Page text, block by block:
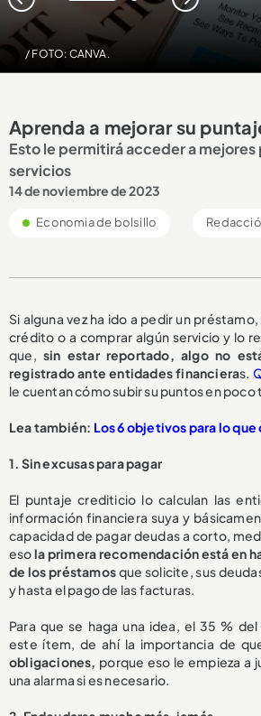
/ FOTO: CANVA.
Aprenda a mejorar su
Esto le permitirá acceder a mejores
servicios
14 de noviembre de 2023
Economia de bolsillo
Si alguna vez ha ido a pedir un
crédito o a comprar algún servicio y lo
que, sin estar reportado, algo no
registrado ante entidades financieras.
le cuentan cómo subir su puntos en poco
Lea también: Los 6 objetivos para lo que
1. Sin excusas para pagar
El puntaje crediticio lo calculan las
información financiera suya y
capacidad de pagar deudas a corto,
esola primera recomendación está en
de los préstamosque solicite, sus
y hasta el pago de las facturas.
Para que se haga una idea, el 35 %
este ítem, de ahí la importancia de
obligaciones, porque eso le empieza a
una alarma si es necesario.